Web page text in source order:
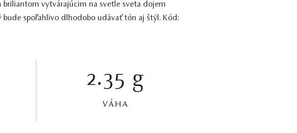
vytvárajúcim na svetle sveta dojem
spoľahlivo dlhodobo udávať tón aj štýl. Kód:
2.35 g
VÁHA